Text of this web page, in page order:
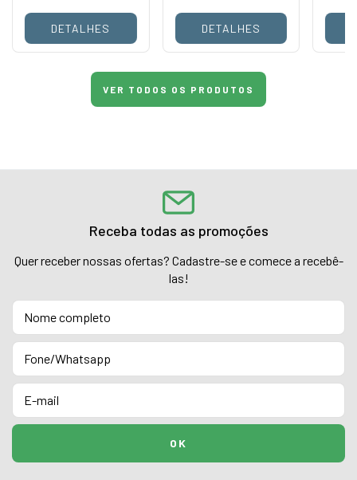
DETALHES DETALHES
VER TODOS OS PRODUTOS
Receba todas as promoções
Quer receber nossas ofertas? Cadastre-se e comece a recebê-
las!